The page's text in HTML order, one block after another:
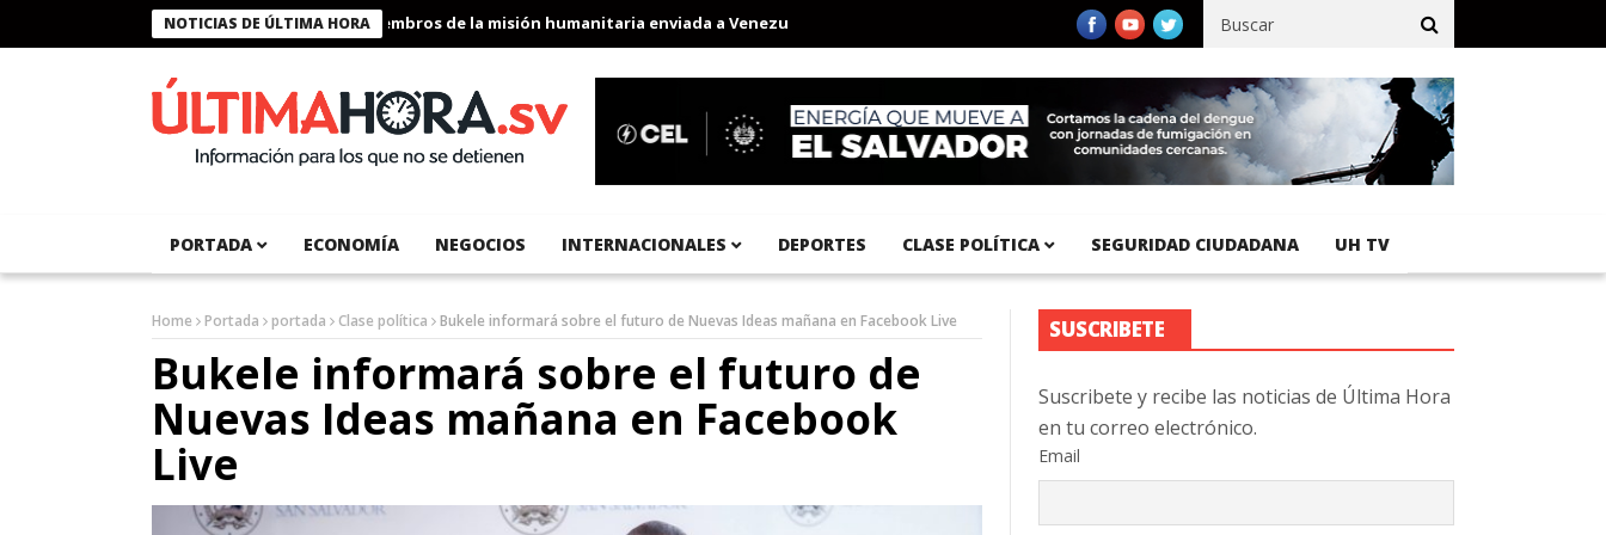
NOTICIAS DE ÚLTIMA HORA
Presidente Bukele condecora a miembros de la misión humanitaria enviada a Venezuela Aeropuerto Internacional del Pacífico registra 92 % de avance en obras de terracería
PORTADA ECONOMÍA NEGOCIOS INTERNACIONALES DEPORTES CLASE POLÍTICA SEGURIDAD CIUDADANA UH TV
Home Portada portada Clase política Bukele informará sobre el futuro de Nuevas Ideas mañana en Facebook Live
Bukele informará sobre el futuro de
Nuevas Ideas mañana en Facebook
Live
SUSCRIBETE
Suscribete y recibe las noticias de Última Hora
en tu correo electrónico.
Email